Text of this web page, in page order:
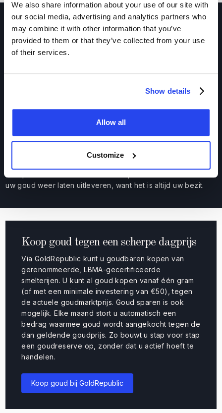
We also share information about your use of our site with
our social media, advertising and analytics partners who
may combine it with other information that you’ve
provided to them or that they’ve collected from your use
of their services.
Show details
Allow all
Customize
Veilige en verzekerde opslag van
uw 100 gram goud
door professionele bewaarders
ontvangt dagelijks per e-mail een eigendomsbewijs met het
unieke baarnummer van uw goud en het deel dat aan u is
uw goud weer laten uitleveren, want het is altijd uw bezit.
Koop goud tegen een scherpe dagprijs
Via GoldRepublic kunt u goudbaren kopen van
gerenommeerde, LBMA-gecertificeerde
smelterijen. U kunt al goud kopen vanaf één gram
(of met een minimale investering van €50), tegen
de actuele goudmarktprijs. Goud sparen is ook
mogelijk. Elke maand stort u automatisch een
bedrag waarmee goud wordt aangekocht tegen de
dan geldende goudprijs. Zo bouwt u stap voor stap
een goudreserve op, zonder dat u actief hoeft te
handelen.
Koop goud bij GoldRepublic